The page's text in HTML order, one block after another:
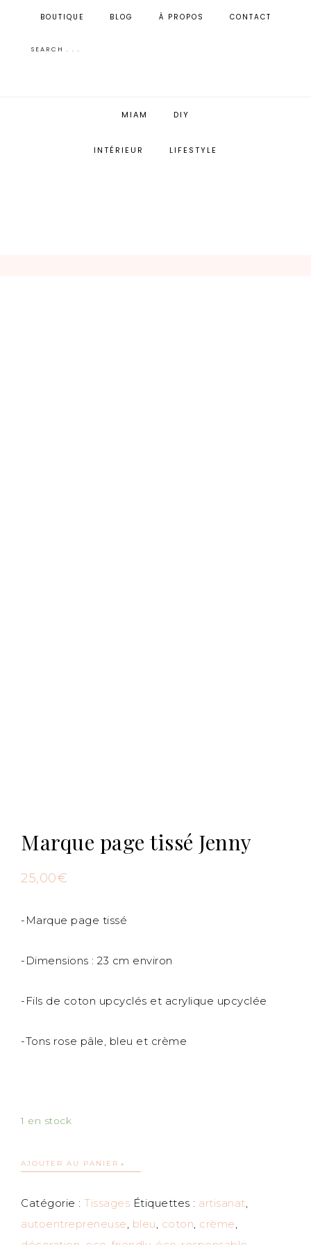
BOUTIQUE BLOG À PROPOS CONTACT
MIAM DIY
INTÉRIEUR LIFESTYLE
Marque page tissé Jenny
25,00€
-Marque page tissé
-Dimensions : 23 cm environ
-Fils de coton upcyclés et acrylique upcyclée
-Tons rose pâle, bleu et crème
1 en stock
AJOUTER AU PANIER
Catégorie : Tissages Étiquettes : artisanat
autoentrepreneuse bleu coton crème